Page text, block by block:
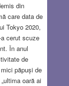
din
care data de
Tokyo 2020,
cerut scuze
În anul
de
păpuși de
oară ai